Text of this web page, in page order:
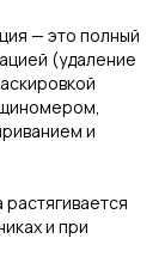
— это полный
(удаление
и
и при